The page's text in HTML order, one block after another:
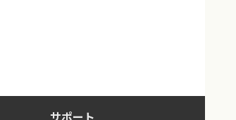
サポート